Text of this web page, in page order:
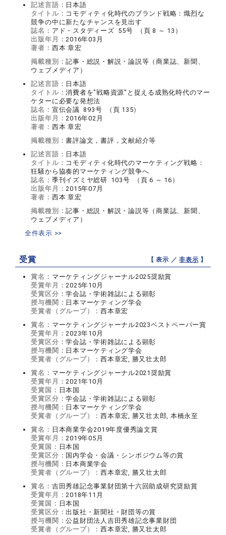
記述言語： 日本語
タイトル： コモディティ化時代のブランド戦略：熾烈な
競争の中に新たなチャンスを見出す
誌名： アド・スタディーズ 55号 （頁 8 ～ 13）
出版年月： 2016年03月
著者： 西本 章宏
掲載種別：記事・総説・解説・論説等（商業誌、新聞、
ウェブメディア）
記述言語： 日本語
タイトル：消費者を"戦略資源"と捉える成熟化時代のマー
ケターに必要な発想法
誌名： 宣伝会議 893号 （頁 135）
出版年月： 2016年02月
著者： 西本 章宏
掲載種別：書評論文，書評，文献紹介等
記述言語： 日本語
タイトル： コモディティ化時代のマーケティング戦略：
狂騒から協奏的マーケティング競争へ
誌名： 季刊イズミヤ総研 103号 （頁 6 ～ 16）
出版年月： 2015年07月
著者： 西本 章宏
掲載種別：記事・総説・解説・論説等（商業誌、新聞、
ウェブメディア）
全件表示 >>
受賞 【 表示 ／非表示 】
賞名： マーケティングジャーナル2025奨励賞
受賞年月： 2025年10月
受賞区分：学会誌・学術雑誌による顕彰
授与機関： 日本マーケティング学会
受賞者（グループ）：西本章宏
賞名： マーケティングジャーナル2023ベストペーパー賞
受賞年月： 2023年10月
受賞区分：学会誌・学術雑誌による顕彰
授与機関： 日本マーケティング学会
受賞者（グループ）：西本章宏, 勝又壮太郎
賞名： マーケティングジャーナル2021奨励賞
受賞年月： 2021年10月
受賞国： 日本国
受賞区分：学会誌・学術雑誌による顕彰
授与機関： 日本マーケティング学会
受賞者（グループ）：西本章宏, 勝又壮太郎, 本橋永至
賞名： 日本商業学会2019年度優秀論文賞
受賞年月： 2019年05月
受賞国： 日本国
受賞区分： 国内学会・会議・シンポジウム等の賞
授与機関： 日本商業学会
受賞者（グループ）：西本章宏, 勝又壮太郎
賞名： 吉田秀雄記念事業財団第十六回助成研究奨励賞
受賞年月： 2018年11月
受賞国： 日本国
受賞区分：出版社・新聞社・財団等の賞
授与機関：公益財団法人吉田秀雄記念事業財団
受賞者（グループ）：西本章宏, 勝又壮太郎